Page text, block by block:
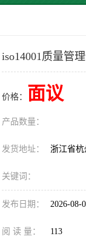
iso14001质量管
价格： 面议
产品数量：
发货地址： 浙江省杭
关键词：
发布日期： 2026-08-
阅 读 量： 113